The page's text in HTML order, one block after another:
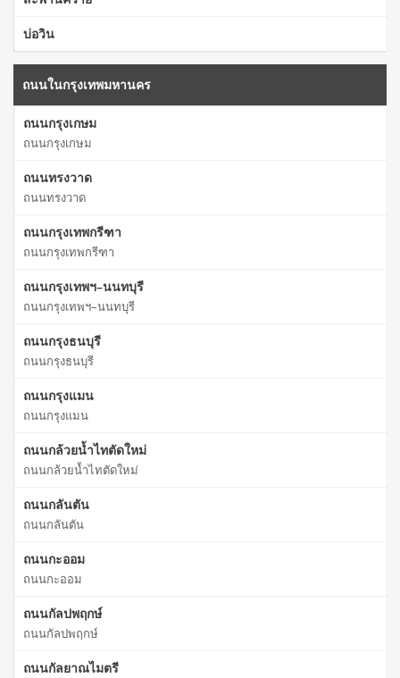
บ่อวิน
ถนนในกรุงเทพมหานคร
ถนนกรุงเกษม
ถนนกรุงเกษม
ถนนทรงวาด
ถนนทรงวาด
ถนนกรุงเทพกรีฑา
ถนนกรุงเทพกรีฑา
ถนนกรุงเทพฯ–นนทบุรี
ถนนกรุงเทพฯ–นนทบุรี
ถนนกรุงธนบุรี
ถนนกรุงธนบุรี
ถนนกรุงแมน
ถนนกรุงแมน
ถนนกล้วยน้ำไทตัดใหม่
ถนนกล้วยน้ำไทตัดใหม่
ถนนกลันตัน
ถนนกลันตัน
ถนนกะออม
ถนนกะออม
ถนนกัลปพฤกษ์
ถนนกัลปพฤกษ์
ถนนกัลยาณไมตรี